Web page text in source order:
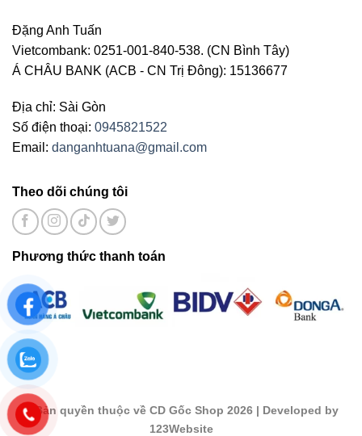
Đặng Anh Tuấn
Vietcombank: 0251-001-840-538. (CN Bình Tây)
Á CHÂU BANK (ACB - CN Trị Đông): 15136677
Địa chỉ: Sài Gòn
Số điện thoại: 0945821522
Email: danganhtuana@gmail.com
Theo dõi chúng tôi
Phương thức thanh toán
© Bản quyền thuộc về CD Gốc Shop 2026 | Developed by
123Website